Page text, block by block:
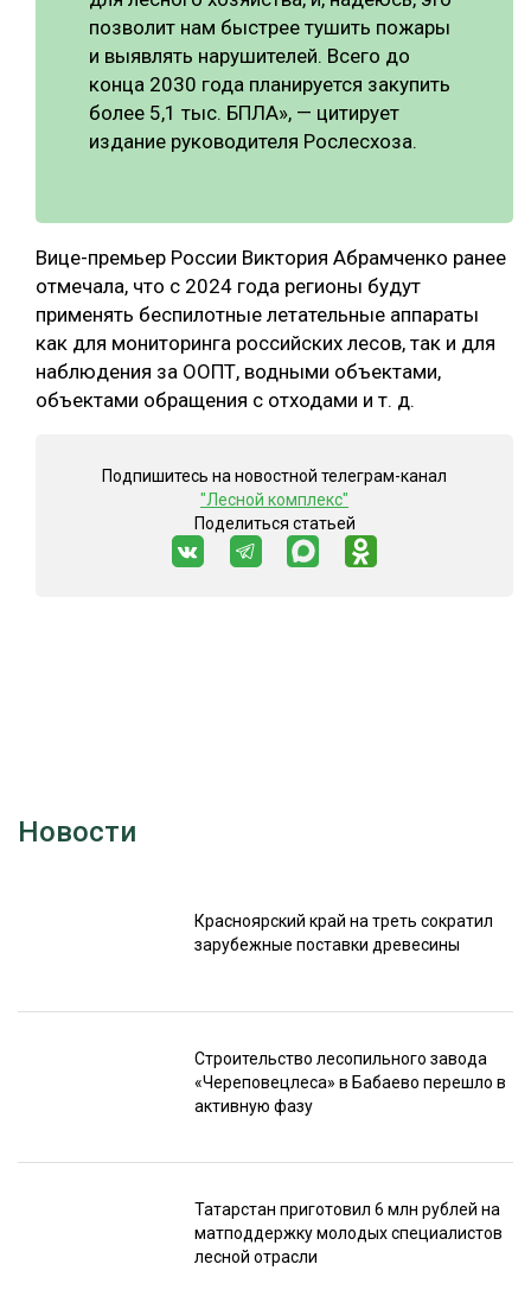
позволит нам быстрее тушить пожары
и выявлять нарушителей. Всего до
конца 2030 года планируется закупить
более 5,1 тыс. БПЛА», — цитирует
издание руководителя Рослесхоза.
Вице-премьер России Виктория Абрамченко ранее
отмечала, что с 2024 года регионы будут
применять беспилотные летательные аппараты
как для мониторинга российских лесов, так и для
наблюдения за ООПТ, водными объектами,
объектами обращения с отходами и т. д.
Подпишитесь на новостной телеграм-канал
"Лесной комплекс"
Поделиться статьей
Новости
Красноярский край на треть сократил
зарубежные поставки древесины
Строительство лесопильного завода
«Череповецлеса» в Бабаево перешло в
активную фазу
Татарстан приготовил 6 млн рублей на
матподдержку молодых специалистов
лесной отрасли